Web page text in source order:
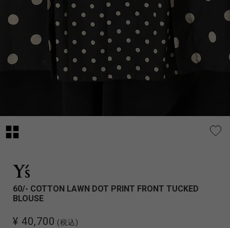
60/- COTTON LAWN DOT PRINT FRONT TUCKED
BLOUSE
¥ 40,700 (税込)